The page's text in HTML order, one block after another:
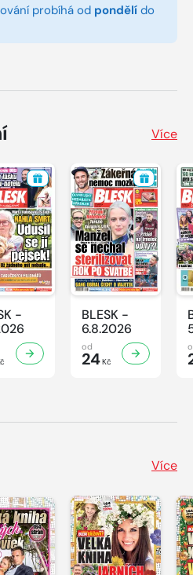
probíhá od pondělí do
Více
-
BLESK -
6.8.2026
od
24Kč
Více